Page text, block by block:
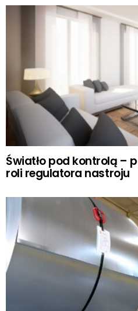
Światło pod kontrolą –
roli regulatora nastroju